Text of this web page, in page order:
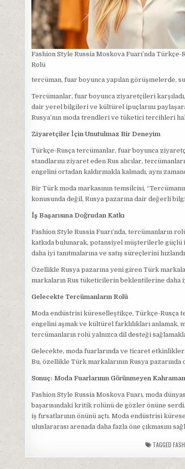
Fashion Style Russia Moskova Fuarı’nda Türkçe-
Rolü
tercüman, fuar boyunca yapılan görüşmelerde,
Tercümanlar, fuar boyunca ziyaretçileri
dair yerel bilgileri ve kültürel ipuçlarını
Rusya’nın moda trendleri ve tüketici tercihleri
Ziyaretçiler İçin Unutulmaz Bir Deneyim
Türkçe-Rusça tercümanlar, fuar boyunca
standlarını ziyaret eden Rus alıcılar,
engelini ortadan kaldırmakla kalmadı, aynı
Bir Türk moda markasının temsilcisi,
konusunda değil, Rusya pazarına dair değerli
İş Başarısına Doğrudan Katkı
Fashion Style Russia Fuarı’nda, tercümanların
katkıda bulunarak, potansiyel müşterilerle
daha iyi tanıtmalarına ve satış süreçlerini
Özellikle Rusya pazarına yeni giren Türk
markaların Rus tüketicilerin beklentilerine daha
Gelecekte Tercümanların Rolü
Moda endüstrisi küreselleştikçe, Türkçe-Rusça
engelini aşmak ve kültürel farklılıkları anlamak,
tercümanların rolü yalnızca dil desteği
Gelecekte, moda fuarlarında ve ticaret
Bu, özellikle Türk markalarının Rusya pazarında
Sonuç: Moda Fuarlarının Görünmeyen
Fashion Style Russia Moskova Fuarı, moda
başarısındaki kritik rolünü de gözler önüne
iş fırsatlarının önünü açtı. Moda endüstrisi
uluslararası arenada daha fazla öne çıkmasını
TAGGED